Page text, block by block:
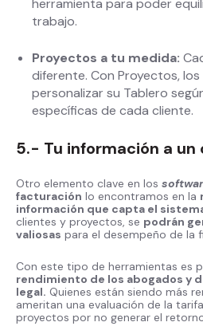
trabajo.
Proyectos a tu medida:
diferente. Con Proyectos,
personalizar su Tablero
específicas de cada cliente.
5.- Tu información a un
Otro elemento clave en los
facturación lo encontramos en la
información que capta el
clientes y proyectos, se podrán
valiosas para el desempeño de la
Con este tipo de herramientas es
rendimiento de los abogados y
legal. Quienes están siendo más
ameritan una evaluación de la
proyectos por no generar el